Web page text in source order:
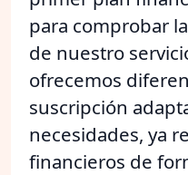
para comprobar
de nuestro
ofrecemos
suscripción
necesidades, ya
financieros de